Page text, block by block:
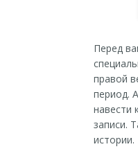
Перед
правой
период.
навести
записи.
истории.